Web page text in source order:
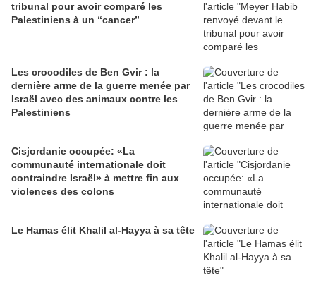
tribunal pour avoir comparé les
Palestiniens à un “cancer”
Les crocodiles de Ben Gvir : la
dernière arme de la guerre menée par
Israël avec des animaux contre les
Palestiniens
Cisjordanie occupée: «La
communauté internationale doit
contraindre Israël» à mettre fin aux
violences des colons
Le Hamas élit Khalil al-Hayya à sa tête